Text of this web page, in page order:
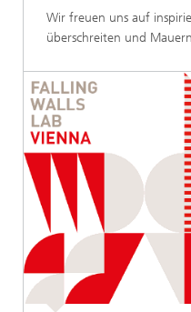
Wir freuen uns auf
überschreiten und